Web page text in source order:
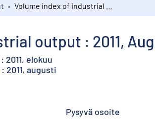
output : 2011,
elokuu
augusti
Pysyvä osoite